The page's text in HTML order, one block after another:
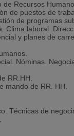
El objetivo general
que la Dirección
de Recursos
de lograr que
Esta área
su
mejor sirve a los
no se
de Recursos
de puestos de
de programas
Clima laboral.
y planes de
Nóminas.
RR.HH.
mando de RR. HH.
Técnicas de